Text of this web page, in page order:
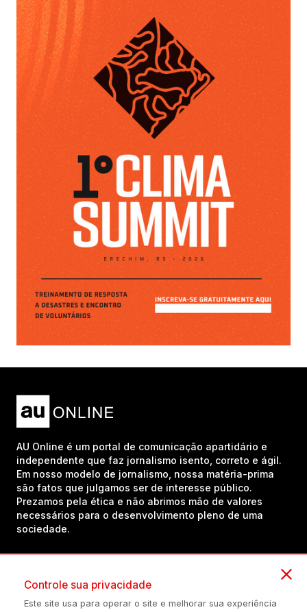
AU Online é um portal de comunicação apartidário e
independente que faz jornalismo isento, correto e ágil.
Em nosso modelo de jornalismo, nossa matéria-prima
são fatos que julgamos ser de interesse público.
Prezamos pela ética e não abrimos mão de valores
necessários para o desenvolvimento pleno de uma
sociedade.
Controle sua privacidade
Este site usa para operar o site e melhorar sua experiência